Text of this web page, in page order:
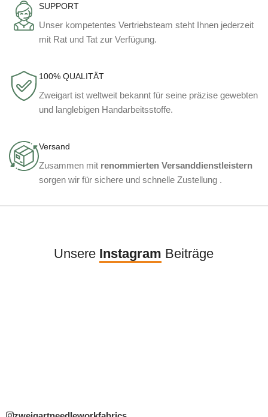
SUPPORT
Unser kompetentes Vertriebsteam steht Ihnen jederzeit
mit Rat und Tat zur Verfügung.
100% QUALITÄT
Zweigart ist weltweit bekannt für seine präzise gewebten
und langlebigen Handarbeitsstoffe.
Versand
Zusammen mit renommierten Versanddienstleistern
sorgen wir für sichere und schnelle Zustellung .
Unsere Instagram Beiträge